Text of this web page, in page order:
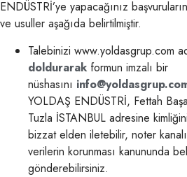
ENDÜSTRİ’ye yapacağınız
ve usuller aşağıda belirtilmiştir.
Talebinizi www.yoldasgrup.com
doldurarak formun imzalı bir
nüshasını
YOLDAŞ ENDÜSTRİ, Fettah
Tuzla İSTANBUL adresine
bizzat elden iletebilir, noter
verilerin korunması kanununda
gönderebilirsiniz.